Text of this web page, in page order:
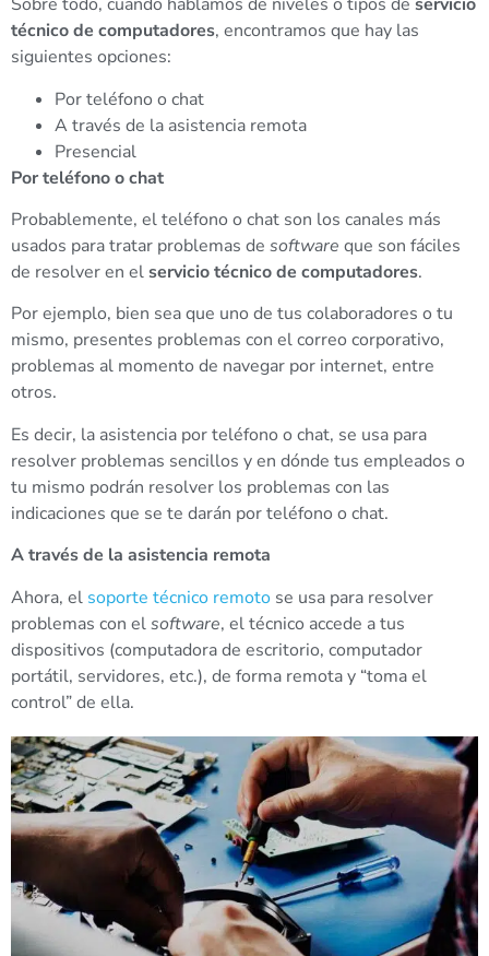
técnico de computadores, encontramos que hay las
siguientes opciones:
Por teléfono o chat
A través de la asistencia remota
Presencial
Por teléfono o chat
Probablemente, el teléfono o chat son los canales más
usados para tratar problemas de software que son fáciles
de resolver en elservicio técnico de computadores.
Por ejemplo, bien sea que uno de tus colaboradores o tu
mismo, presentes problemas con el correo corporativo,
problemas al momento de navegar por internet, entre
otros.
Es decir, la asistencia por teléfono o chat, se usa para
resolver problemas sencillos y en dónde tus empleados o
tu mismo podrán resolver los problemas con las
indicaciones que se te darán por teléfono o chat.
A través de la asistencia remota
Ahora, el soporte técnico remoto se usa para resolver
problemas con elsoftware, el técnico accede a tus
dispositivos (computadora de escritorio, computador
portátil, servidores, etc.), de forma remota y “toma el
control” de ella.